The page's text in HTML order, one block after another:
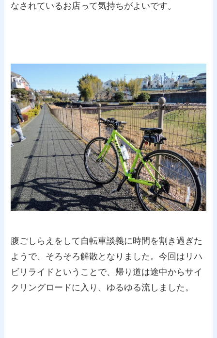
なされているお店って気持ちがよいです。
腹ごしらえをして自転車談義に時間を割き過ぎた
ようで、そろそろ解散となりました。今回はリハ
ビリライドということで、帰り道は途中からサイ
クリングロードに入り、ゆるゆる流しました。